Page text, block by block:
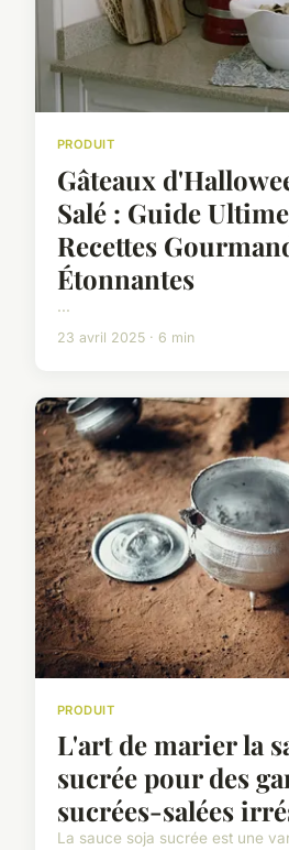
PRODUIT
Gâteaux
Salé : Guide
Recettes
Étonnantes
...
23 avril 2025 · 6 min
PRODUIT
L'art de marier la
sucrée pour des
sucrées-salées
La sauce soja sucrée est une